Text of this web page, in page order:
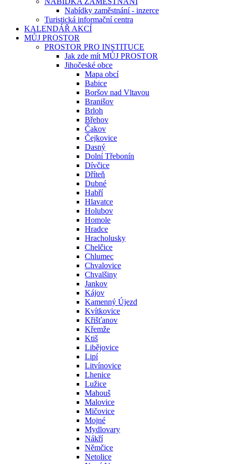
Nabídky zaměstnání - inzerce
Turistická informační centra
KALENDÁŘ AKCÍ
MŮJ PROSTOR
PROSTOR PRO INSTITUCE
Jak zde mít MŮJ PROSTOR
Jihočeské obce
Mapa obcí
Babice
Boršov nad Vltavou
Branišov
Brloh
Břehov
Čakov
Čejkovice
Dasný
Dolní Třebonín
Dívčice
Dříteň
Dubné
Habří
Hlavatce
Holubov
Homole
Hradce
Hracholusky
Chelčice
Chlumec
Chvalovice
Chvalšiny
Jankov
Kájov
Kamenný Újezd
Kvítkovice
Křišťanov
Křemže
Ktiš
Libějovice
Lipí
Litvínovice
Lhenice
Lužice
Mahouš
Malovice
Mičovice
Mojné
Mydlovary
Nákří
Němčice
Netolice